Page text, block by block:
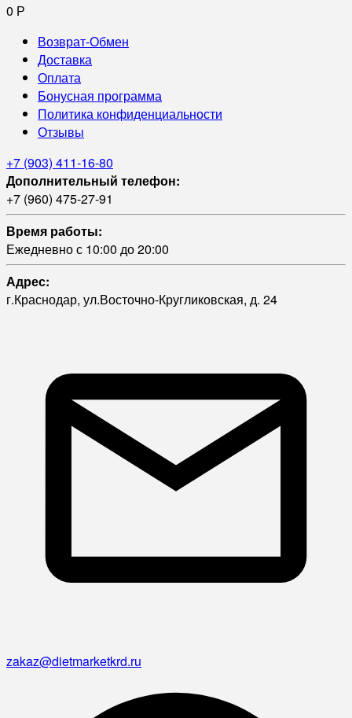
0 Р
Возврат-Обмен
Доставка
Оплата
Бонусная программа
Политика конфиденциальности
Отзывы
+7 (903) 411-16-80
Дополнительный телефон:
+7 (960) 475-27-91
Время работы:
Ежедневно с 10:00 до 20:00
Адрес:
г.Краснодар, ул.Восточно-Кругликовская, д. 24
zakaz@dietmarketkrd.ru